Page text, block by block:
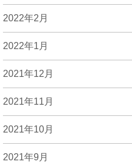
2022年2月
2022年1月
2021年12月
2021年11月
2021年10月
2021年9月